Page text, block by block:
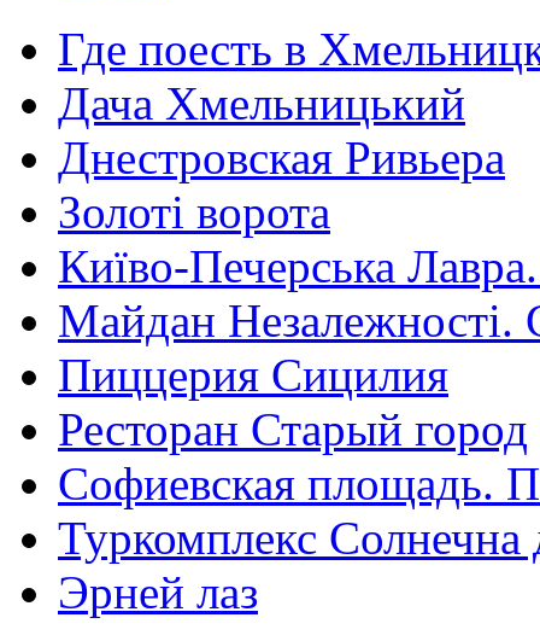
Где поесть в
Дача Хмельницький
Днестровская Ривьера
Золоті ворота
Київо-Печерська
Майдан Незалежності.
Пиццерия Сицилия
Ресторан Старый город
Софиевская площадь.
Туркомплекс Солнечна
Эрней лаз